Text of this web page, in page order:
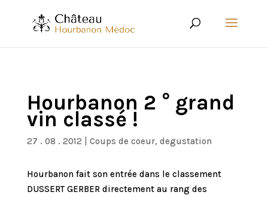
Hourbanon 2 ° grand
vin classé !
27 . 08 . 2012 Coups de coeur, degustation
Hourbanon fait son entrée dans le classement
DUSSERT GERBER directement au rang des